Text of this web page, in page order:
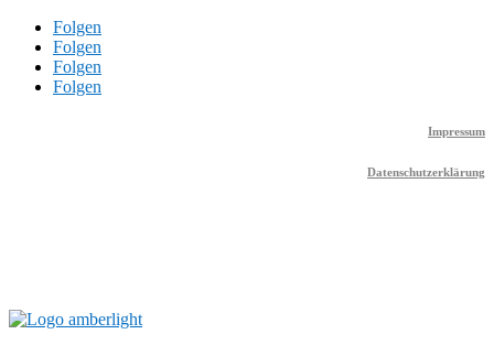
Folgen
Folgen
Folgen
Folgen
Impressum
Datenschutzerklärung